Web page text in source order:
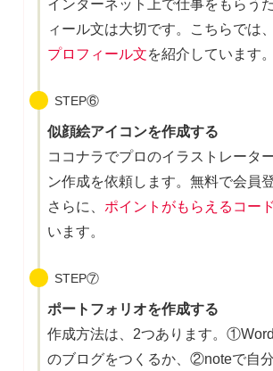
インターネット上で仕事をもらう
ィール文は大切です。こちらでは、
プロフィール文を紹介しています。
STEP⑥
似顔絵アイコンを作成する
ココナラでプロのイラストレータ
ン作成を依頼します。無料で会員
さらに、 ポイントがもらえるコード
います。
STEP⑦
ポートフォリオを作成する
作成方法は、2つあります。
のブログをつくるか、②noteで自